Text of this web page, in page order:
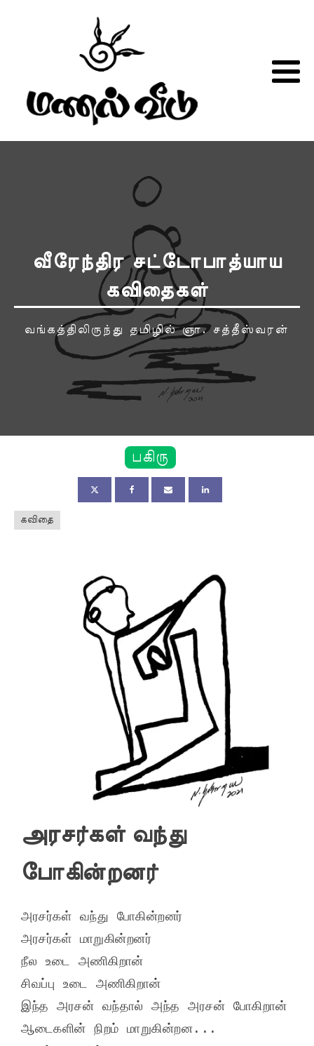
வீரேந்திர சட்டோபாத்யாய
கவிதைகள்
வங்கத்திலிருந்து தமிழில் ஞா. சத்தீஸ்வரன்
பகிரு
கவிதை
அரசர்கள் வந்து
போகின்றனர்
அரசர்கள் வந்து போகின்றனர்
அரசர்கள் மாறுகின்றனர்
நீல உடை அணிகிறான்
சிவப்பு உடை அணிகிறான்
இந்த அரசன் வந்தால் அந்த அரசன் போகிறான்
ஆடைகளின் நிறம் மாறுகின்றன...